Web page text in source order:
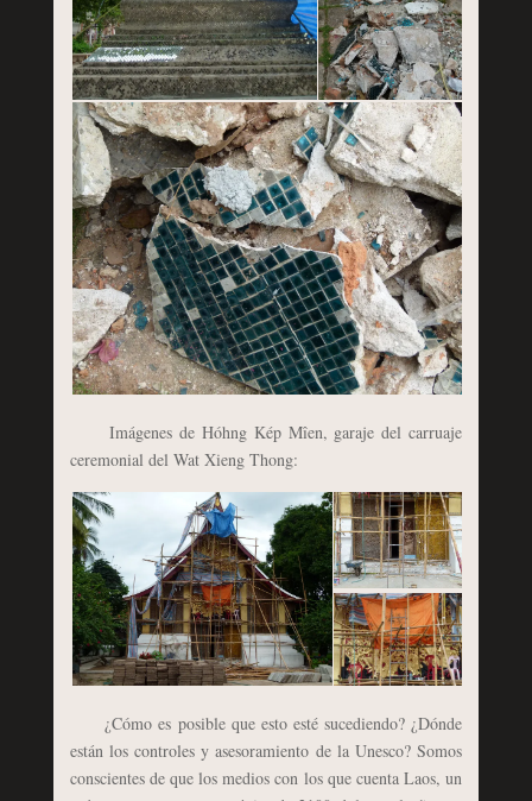
Imágenes de Hóhng Kép Mîen, garaje del carruaje
ceremonial del Wat Xieng Thong:
¿Cómo es posible que esto esté sucediendo? ¿Dónde
están los controles y asesoramiento de la Unesco? Somos
conscientes de que los medios con los que cuenta Laos, un